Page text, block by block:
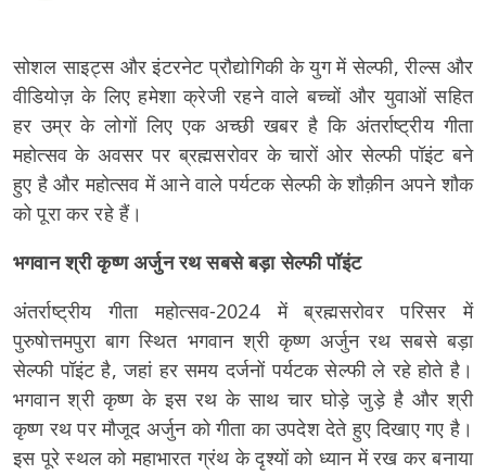
सोशल साइट्स और इंटरनेट प्रौद्योगिकी के युग में सेल्फी, रील्स और
वीडियोज़ के लिए हमेशा क्रेजी रहने वाले बच्चों और युवाओं सहित
हर उम्र के लोगों लिए एक अच्छी खबर है कि अंतर्राष्ट्रीय गीता
महोत्सव के अवसर पर ब्रह्मसरोवर के चारों ओर सेल्फी पॉइंट बने
हुए है और महोत्सव में आने वाले पर्यटक सेल्फी के शौक़ीन अपने शौक
को पूरा कर रहे हैं।
भगवान श्री कृष्ण अर्जुन रथ सबसे बड़ा सेल्फी पॉइंट
अंतर्राष्ट्रीय गीता महोत्सव-2024 में ब्रह्मसरोवर परिसर में
पुरुषोत्तमपुरा बाग स्थित भगवान श्री कृष्ण अर्जुन रथ सबसे बड़ा
सेल्फी पॉइंट है, जहां हर समय दर्जनों पर्यटक सेल्फी ले रहे होते है।
भगवान श्री कृष्ण के इस रथ के साथ चार घोड़े जुड़े है और श्री
कृष्ण रथ पर मौजूद अर्जुन को गीता का उपदेश देते हुए दिखाए गए है।
इस पूरे स्थल को महाभारत ग्रंथ के दृश्यों को ध्यान में रख कर बनाया